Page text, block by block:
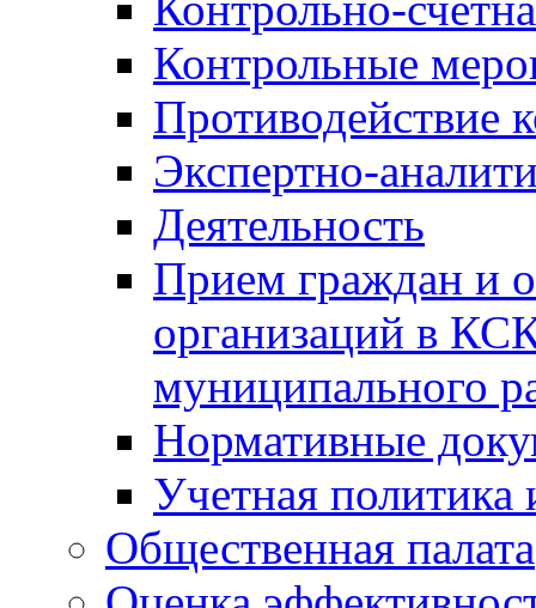
Контрольные
Противодействие
Экспертно-
Деятельность
Прием граждан и
организаций в
муниципального
Нормативные
Учетная политика
Общественная палата